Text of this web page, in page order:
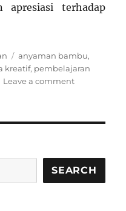
apresiasi terhadap
Tags
anyaman bambu,
kreatif, pembelajaran
Leave a commenton
Tradisi
dan
Logika
SEARCH